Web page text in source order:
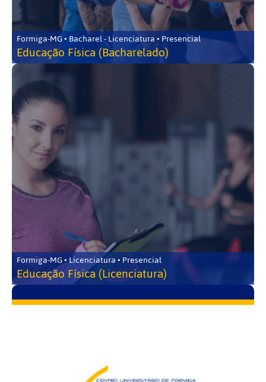
Formiga-MG • Bacharel - Licenciatura • Presencial
Educação Física (Bacharelado)
Formiga-MG • Licenciatura • Presencial
Educação Física (Licenciatura)